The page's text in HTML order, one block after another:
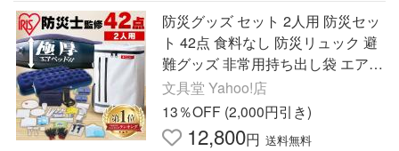
防災グッズ セット 2人用 防災セッ
ト 42点 食料なし 防災リュック 避
難グッズ 非常用持ち出し袋 エアー
ベッド付き アイリスオーヤマ BS2
-42 *
文具堂 Yahoo!店
13％OFF (2,000円引き)
12,800円 送料無料